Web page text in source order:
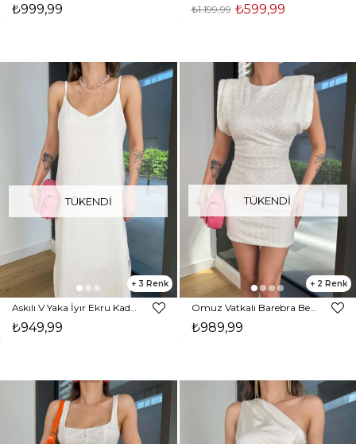
₺999,99 ₺599,99
₺1.199,99
TÜKENDI
3
₺949,99
TÜKENDI
2
Omuz Vatkalı Barebra Beyaz Kadın Pullu Payetli Mini Elbise 24Y567
₺989,99